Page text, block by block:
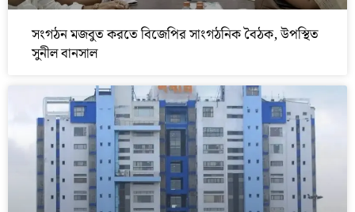
সংগঠন মজবুত করতে বিজেপির সাংগঠনিক বৈঠক, উপস্থিত
সুনীল বানসাল